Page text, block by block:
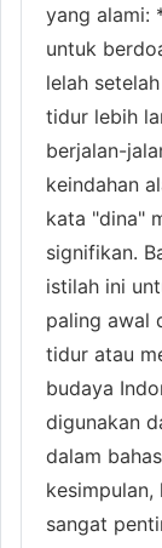
yang alami:
untuk
lelah
tidur lebih
berjalan-
keindahan
kata "dina"
signifikan.
istilah ini
paling awal
tidur atau
budaya
digunakan
dalam
sangat